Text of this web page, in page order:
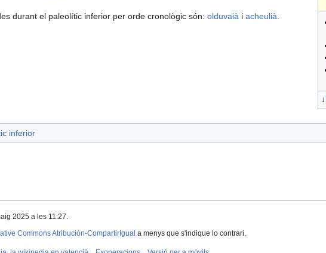
↓
durant el paleolític inferior per orde cronològic són: olduvaià i acheulià
inferior
2025 a les 11:27.
Commons Atribución-CompartirIgual a menys que s'indique lo contrari.